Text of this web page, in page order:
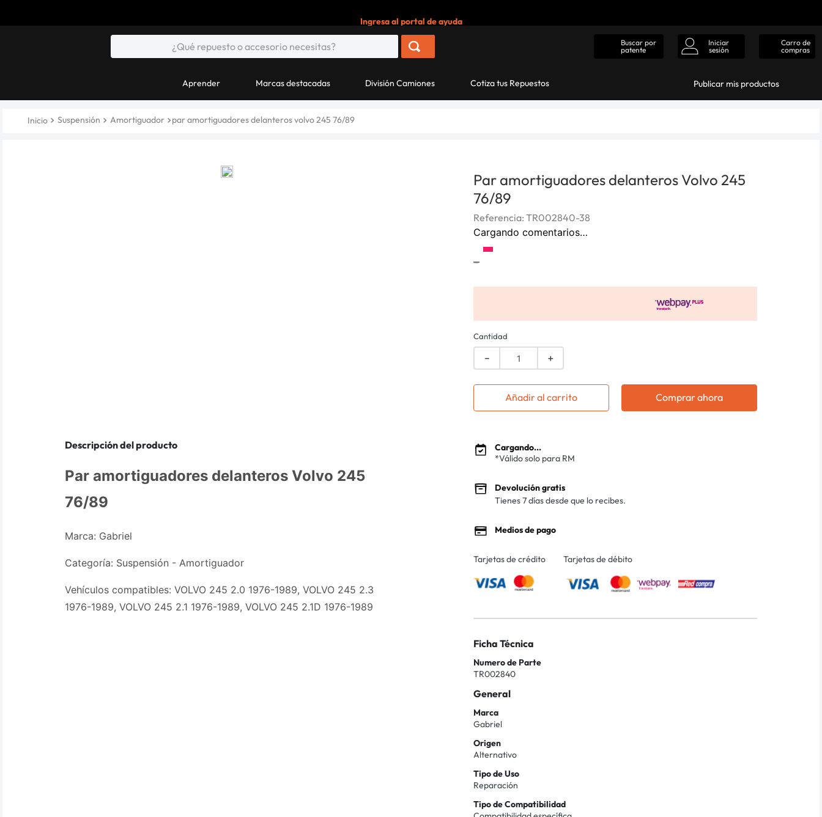
Ingresa al portal de ayuda
Buscar por
patente
Iniciar
sesión
Carro de
compras
Aprender Marcas destacadas División Camiones Cotiza tus Repuestos Publicar mis productos
Suspensión Amortiguador par amortiguadores delanteros volvo 245 76/89
Descripción del producto
Par amortiguadores delanteros Volvo 245
76/89
Marca: Gabriel
Categoría: Suspensión - Amortiguador
Vehículos compatibles: VOLVO 245 2.0 1976-1989, VOLVO 245 2.3
1976-1989, VOLVO 245 2.1 1976-1989, VOLVO 245 2.1D 1976-1989
Par amortiguadores delanteros Volvo 245
76/89
Referencia: TR002840-38
Cargando comentarios…
-
Cantidad
＋
－
Añadir al carrito Comprar ahora
Cargando...
*Válido solo para RM
Devolución gratis
Tienes 7 días desde que lo recibes.
Medios de pago
Tarjetas de crédito Tarjetas de débito
Ficha Técnica
Numero de Parte
TR002840
General
Marca
Gabriel
Origen
Alternativo
Tipo de Uso
Reparación
Tipo de Compatibilidad